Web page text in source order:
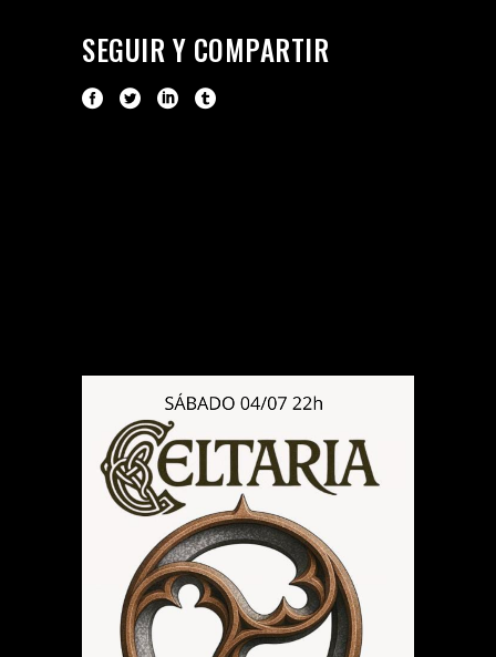
SEGUIR Y COMPARTIR